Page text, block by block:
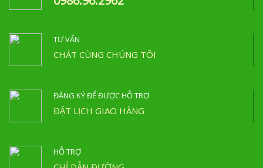
TƯ VẤN
CHÁT CÙNG CHÚNG TÔI
ĐĂNG KÝ ĐỂ ĐƯỢC HỖ TRỢ
ĐẶT LỊCH GIAO HÀNG
HỖ TRỢ